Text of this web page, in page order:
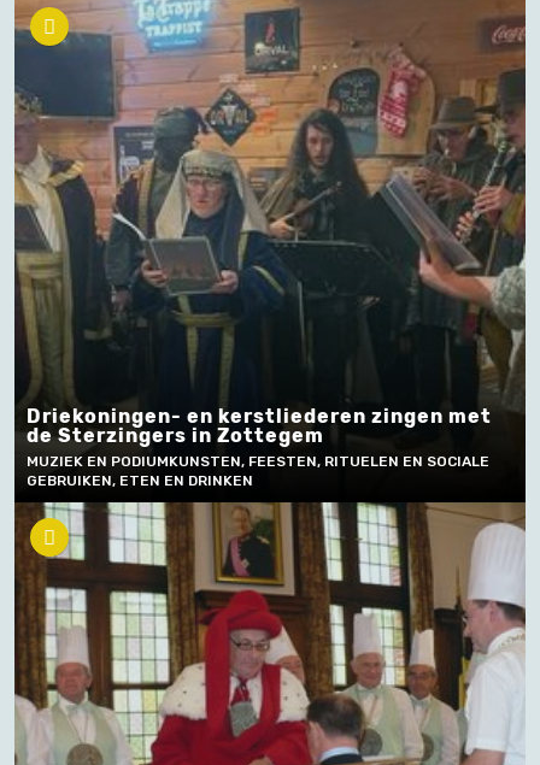
Driekoningen- en kerstliederen zingen met
de Sterzingers in Zottegem
MUZIEK EN PODIUMKUNSTEN, FEESTEN, RITUELEN EN SOCIALE
GEBRUIKEN, ETEN EN DRINKEN